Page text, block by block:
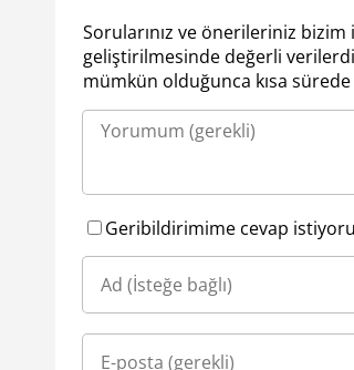
Sorularınız ve önerileriniz
geliştirilmesinde değerli
mümkün olduğunca kısa sürede
Geribildirimime cevap